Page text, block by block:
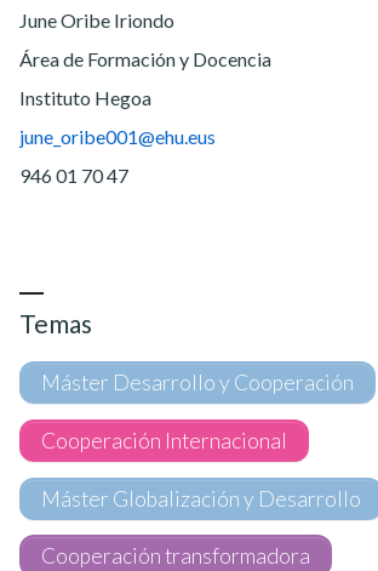
June Oribe Iriondo
Área de Formación y Docencia
Instituto Hegoa
june_oribe001@ehu.eus
946 01 70 47
Temas
Máster Desarrollo y Cooperación
Cooperación Internacional
Máster Globalización y Desarrollo
Cooperación transformadora